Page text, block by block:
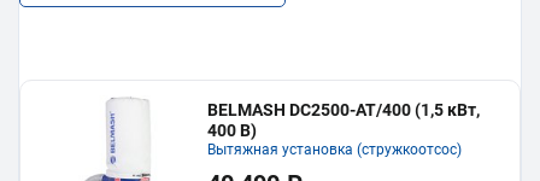
BELMASH DC2500-AT/400 (1,5 кВт,
400 В)
Вытяжная установка (стружкоотсос)